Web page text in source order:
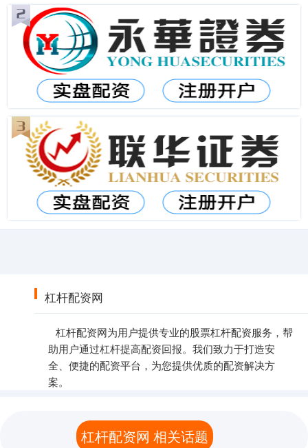
杠杆配资网
杠杆配资网为用户提供专业的股票杠杆配资服务，帮
助用户通过杠杆提高配资回报。我们致力于打造安
全、便捷的配资平台，为您提供优质的配资解决方
案。
杠杆配资网 相关话题